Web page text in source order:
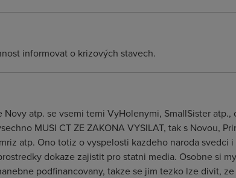
informovat o krizových stavech.
atp. se vsemi temi VyHolenymi, SmallSister atp.,
MUSI CT ZE ZAKONA VYSILAT, tak s Novou,
atp. Ono totiz o vyspelosti kazdeho naroda svedci
dokaze zajistit pro statni media. Osobne si
podfinancovany, takze se jim tezko lze divit, ze